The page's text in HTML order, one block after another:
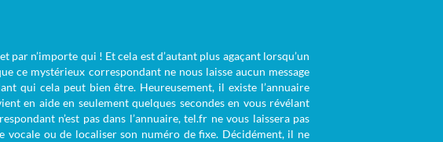
par n’importe qui ! Et cela est d’autant plus agaçant lorsqu’un
ce mystérieux correspondant ne nous laisse aucun message
qui cela peut bien être. Heureusement, il existe l’annuaire
en aide en seulement quelques secondes en vous révélant
n’est pas dans l’annuaire, tel.fr ne vous laissera pas
vocale ou de localiser son numéro de fixe. Décidément, il ne